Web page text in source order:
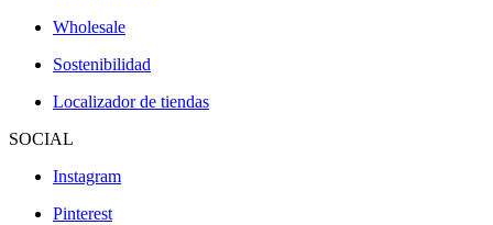
Wholesale
Sostenibilidad
Localizador de tiendas
SOCIAL
Instagram
Pinterest